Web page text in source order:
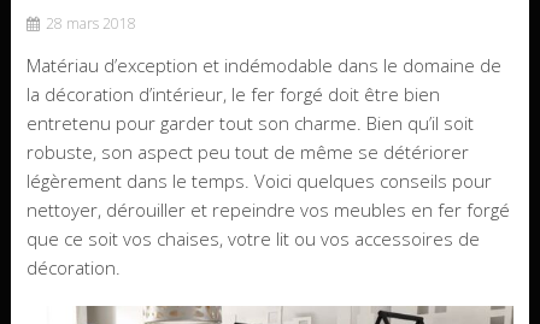
28 mars 2018
Matériau d’exception et indémodable dans le domaine de
la décoration d’intérieur, le fer forgé doit être bien
entretenu pour garder tout son charme. Bien qu’il soit
robuste, son aspect peu tout de même se détériorer
légèrement dans le temps. Voici quelques conseils pour
nettoyer, dérouiller et repeindre vos meubles en fer forgé
que ce soit vos chaises, votre lit ou vos accessoires de
décoration.